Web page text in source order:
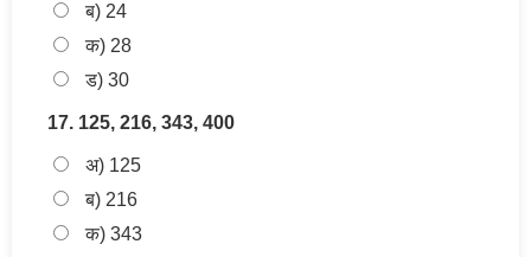
ब) 24
क) 28
ड) 30
17. 125, 216, 343, 400
अ) 125
ब) 216
क) 343